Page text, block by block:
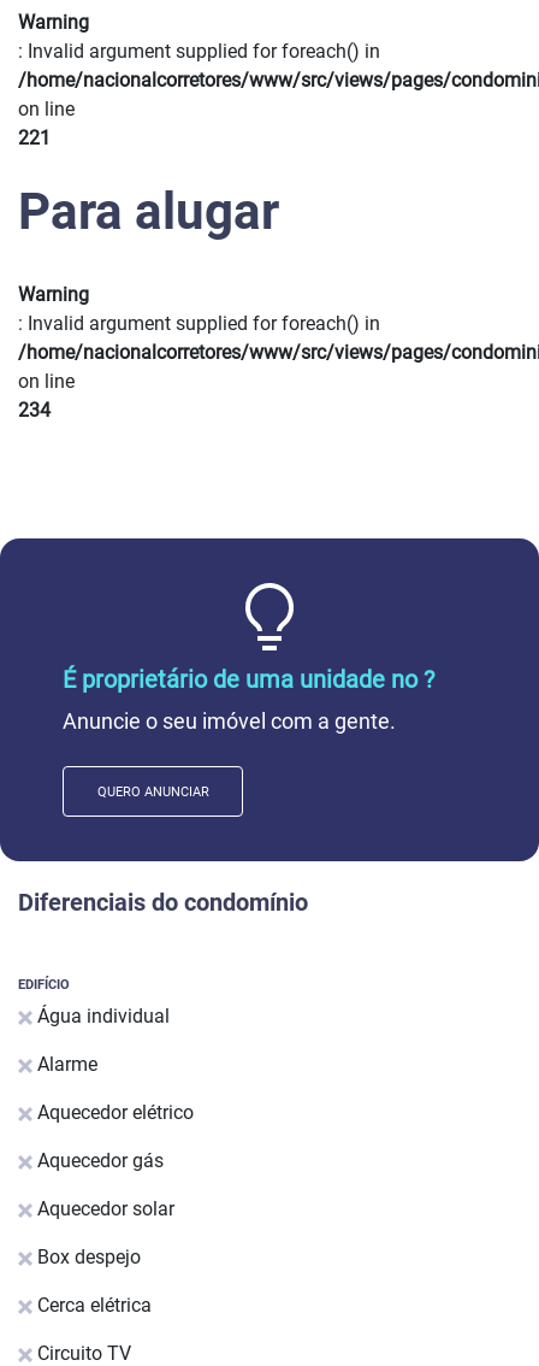
Warning
: Invalid argument supplied for foreach() in
/home/nacionalcorretores/www/src/views/pages/
on line
221
Para alugar
Warning
: Invalid argument supplied for foreach() in
/home/nacionalcorretores/www/src/views/pages/
on line
234
É proprietário de uma unidade no ?
Anuncie o seu imóvel com a gente.
QUERO ANUNCIAR
Diferenciais do condomínio
EDIFÍCIO
Água individual
Alarme
Aquecedor elétrico
Aquecedor gás
Aquecedor solar
Box despejo
Cerca elétrica
Circuito TV